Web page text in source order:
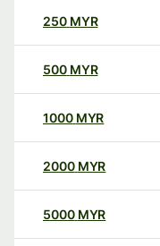
250 MYR
500 MYR
1000 MYR
2000 MYR
5000 MYR